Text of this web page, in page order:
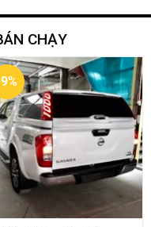
CHẠY